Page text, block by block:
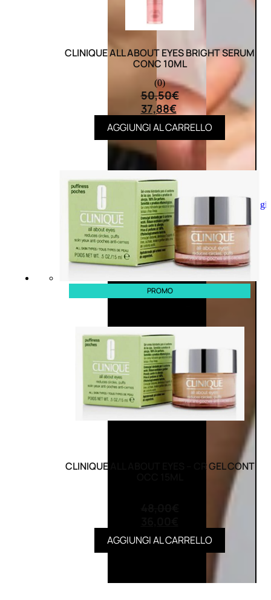
Aggiungi
carrello
CLINIQUE ALL ABOUT EYES BRIGHT SERUM
CONC 10ML
(0)
50,50€
37,88€
AGGIUNGI AL CARRELLO
PROMO
CLINIQUE ALL ABOUT EYES – CR GEL CONT
AGGIUNGI AL CARRELLO